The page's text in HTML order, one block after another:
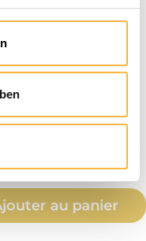
la
au panier